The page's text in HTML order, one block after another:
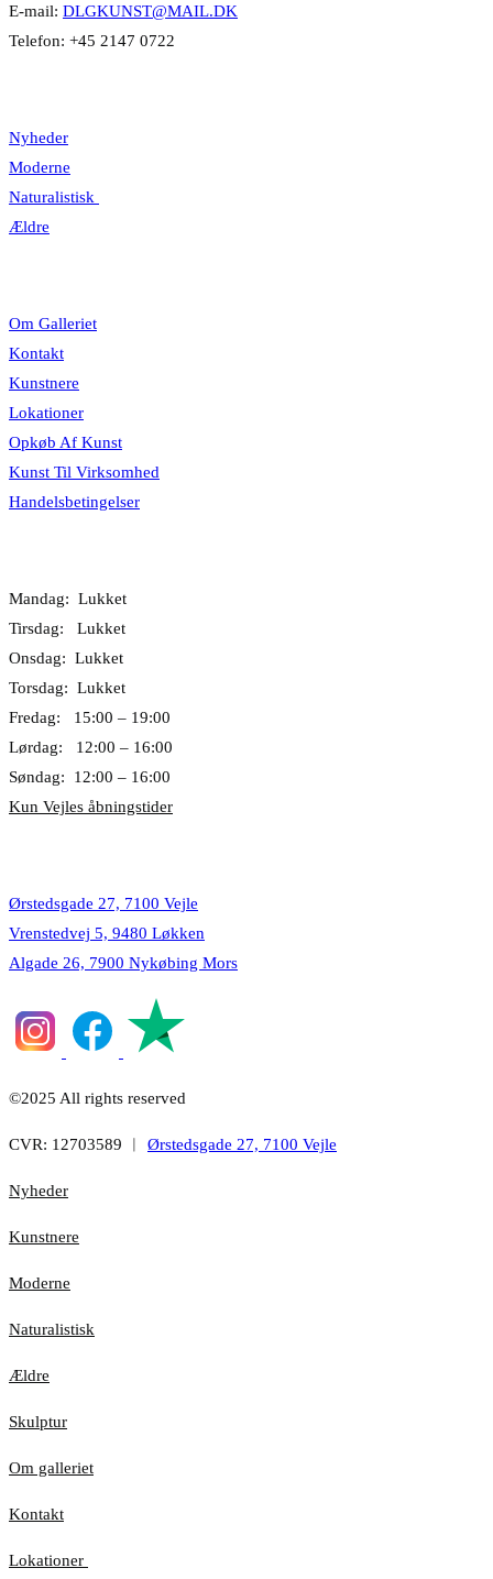
E-mail: DLGKUNST@MAIL.DK
Telefon: +45 2147 0722
Nyheder
Moderne
Naturalistisk
Ældre
Om Galleriet
Kontakt
Kunstnere
Lokationer
Opkøb Af Kunst
Kunst Til Virksomhed
Handelsbetingelser
Mandag: Lukket
Tirsdag: Lukket
Onsdag: Lukket
Torsdag: Lukket
Fredag: 15:00 – 19:00
Lørdag: 12:00 – 16:00
Søndag: 12:00 – 16:00
Kun Vejles åbningstider
Ørstedsgade 27, 7100 Vejle
Vrenstedvej 5, 9480 Løkken
Algade 26, 7900 Nykøbing Mors
©2025 All rights reserved
CVR: 12703589 ︱ Ørstedsgade 27, 7100 Vejle
Nyheder
Kunstnere
Moderne
Naturalistisk
Ældre
Skulptur
Om galleriet
Kontakt
Lokationer